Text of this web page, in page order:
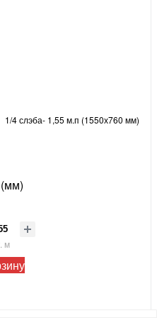
1/4 слэба- 1,55 м.п (1550х760 мм)
м